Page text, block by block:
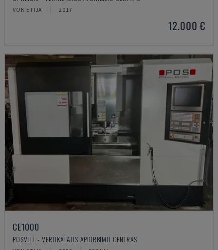
VOKIETIJA 2017
12.000 €
CE1000
POSMILL - VERTIKALAUS APDIRBIMO CENTRAS